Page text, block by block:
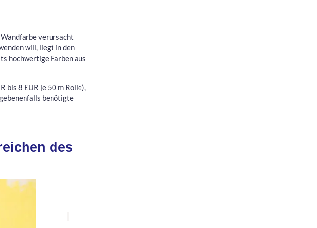
verursacht
will, liegt in den
hochwertige Farben aus
bis 8 EUR je 50 m Rolle),
benötigte
des